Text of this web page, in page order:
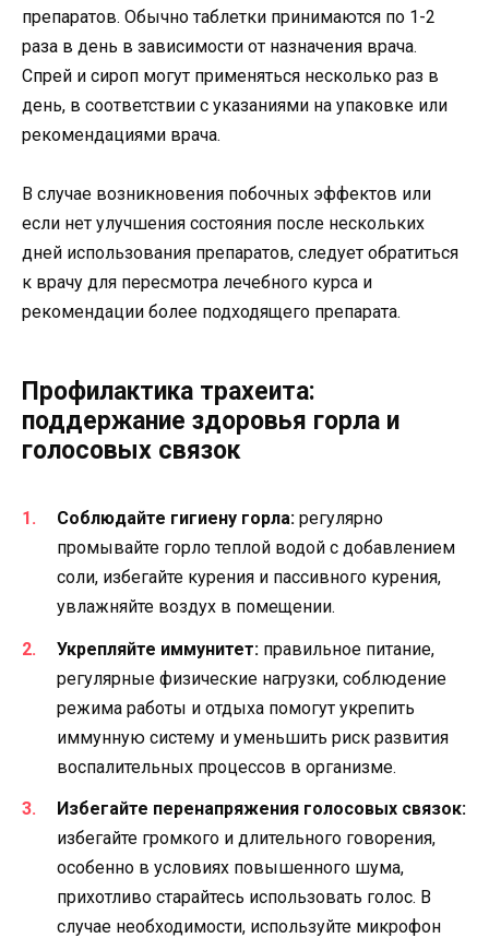
препаратов. Обычно таблетки принимаются по 1-2
раза в день в зависимости от назначения врача.
Спрей и сироп могут применяться несколько раз в
день, в соответствии с указаниями на упаковке или
рекомендациями врача.
В случае возникновения побочных эффектов или
если нет улучшения состояния после нескольких
дней использования препаратов, следует обратиться
к врачу для пересмотра лечебного курса и
рекомендации более подходящего препарата.
Профилактика трахеита:
поддержание здоровья горла и
голосовых связок
Соблюдайте гигиену горла: регулярно
промывайте горло теплой водой с добавлением
соли, избегайте курения и пассивного курения,
увлажняйте воздух в помещении.
Укрепляйте иммунитет: правильное питание,
регулярные физические нагрузки, соблюдение
режима работы и отдыха помогут укрепить
иммунную систему и уменьшить риск развития
воспалительных процессов в организме.
Избегайте перенапряжения голосовых связок:
избегайте громкого и длительного говорения,
особенно в условиях повышенного шума,
прихотливо старайтесь использовать голос. В
случае необходимости, используйте микрофон